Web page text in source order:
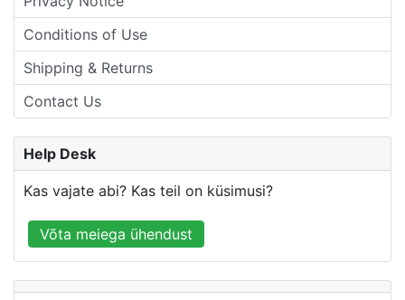
Conditions of Use
Shipping & Returns
Contact Us
Help Desk
Kas vajate abi? Kas teil on küsimusi?
Võta meiega ühendust